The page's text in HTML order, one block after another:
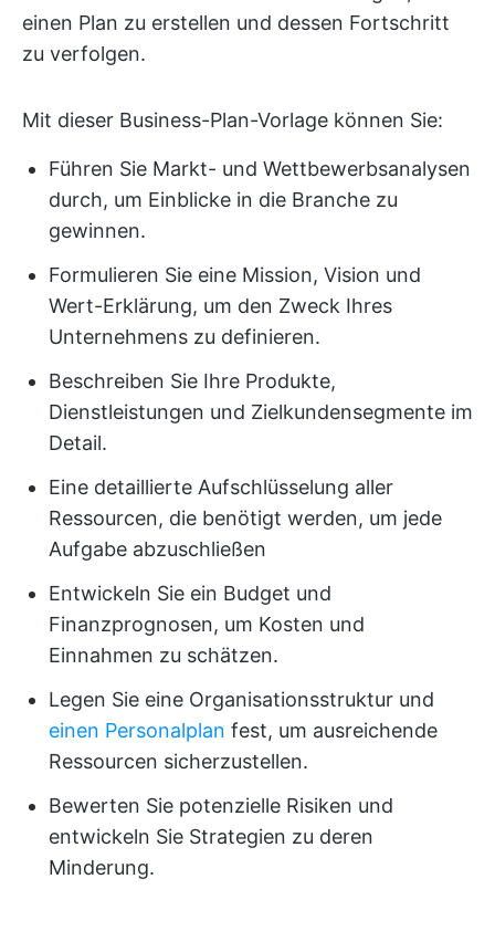
einen Plan zu erstellen und dessen Fortschritt
zu verfolgen.
Mit dieser Business-Plan-Vorlage können Sie:
Führen Sie Markt- und Wettbewerbsanalysen
durch, um Einblicke in die Branche zu
gewinnen.
Formulieren Sie eine Mission, Vision und
Wert-Erklärung, um den Zweck Ihres
Unternehmens zu definieren.
Beschreiben Sie Ihre Produkte,
Dienstleistungen und Zielkundensegmente im
Detail.
Eine detaillierte Aufschlüsselung aller
Ressourcen, die benötigt werden, um jede
Aufgabe abzuschließen
Entwickeln Sie ein Budget und
Finanzprognosen, um Kosten und
Einnahmen zu schätzen.
Legen Sie eine Organisationsstruktur und
einen Personalplan fest, um ausreichende
Ressourcen sicherzustellen.
Bewerten Sie potenzielle Risiken und
entwickeln Sie Strategien zu deren
Minderung.